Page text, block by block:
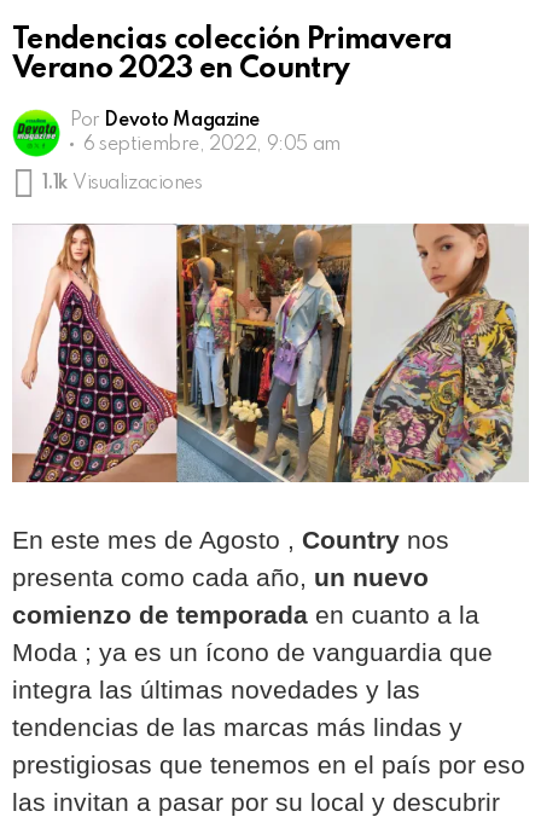
Tendencias colección Primavera
Verano 2023 en Country
Por Devoto Magazine
6 septiembre, 2022, 9:05 am
1.1k Visualizaciones
En este mes de Agosto , Country nos
presenta como cada año, un nuevo
comienzo de temporada en cuanto a la
Moda ; ya es un ícono de vanguardia que
integra las últimas novedades y las
tendencias de las marcas más lindas y
prestigiosas que tenemos en el país por eso
las invitan a pasar por su local y descubrir